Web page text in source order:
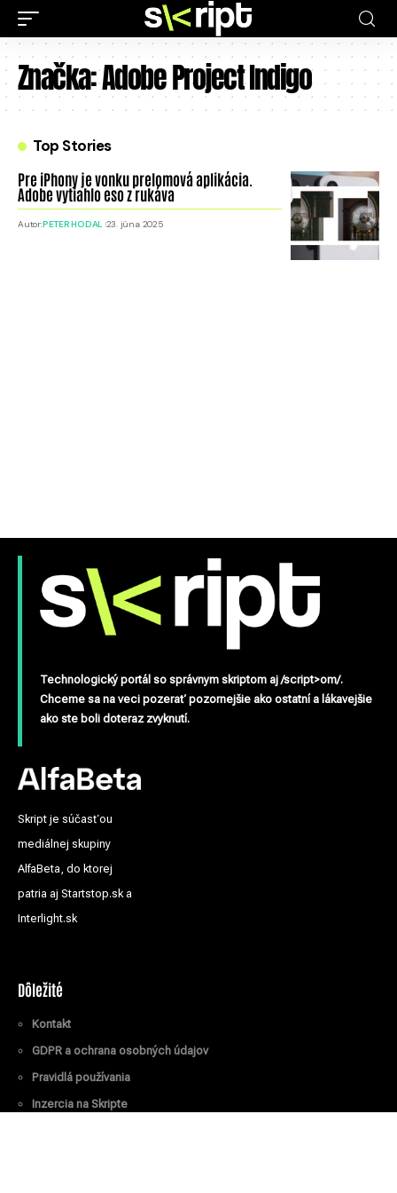
Značka:Adobe Project Indigo
Top Stories
Pre iPhony je vonku prelomová aplikácia.
Adobe vytiahlo eso z rukáva
Autor:PETER HODAL 23. júna 2025
Technologický portál so správnym skriptom aj /script>om/.
Chceme sa na veci pozerať pozornejšie ako ostatní a lákavejšie
ako ste boli doteraz zvyknutí.
Skript je súčasťou
mediálnej skupiny
AlfaBeta, do ktorej
patria aj Startstop.sk a
Interlight.sk
Dôležité
Kontakt
GDPR a ochrana osobných údajov
Pravidlá používania
Inzercia na Skripte